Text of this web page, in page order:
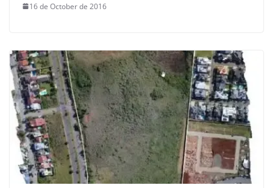
16 de October de 2016